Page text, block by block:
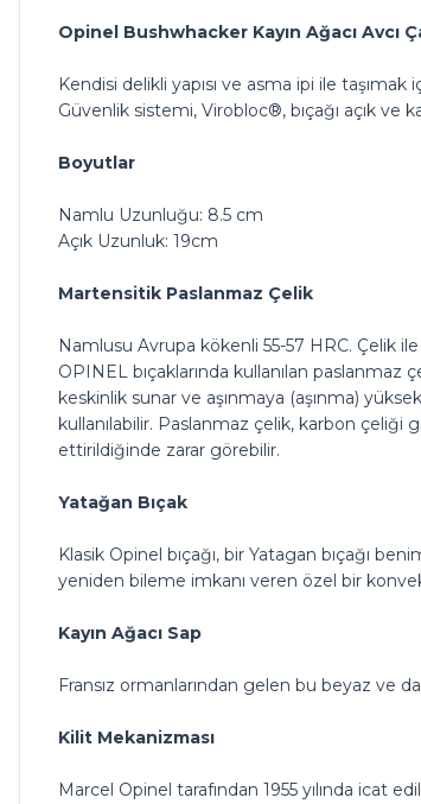
Opinel Bushwhacker Kayın Ağacı Avcı
Kendisi delikli yapısı ve asma ipi ile
Güvenlik sistemi, Virobloc®, bıçağı açık ve
Boyutlar
Namlu Uzunluğu: 8.5 cm
Açık Uzunluk: 19cm
Martensitik Paslanmaz Çelik
Namlusu Avrupa kökenli 55-57 HRC. Çelik
OPINEL bıçaklarında kullanılan
keskinlik sunar ve aşınmaya (aşınma)
kullanılabilir. Paslanmaz çelik, karbon
ettirildiğinde zarar görebilir.
Yatağan Bıçak
Klasik Opinel bıçağı, bir Yatagan bıçağı
yeniden bileme imkanı veren özel bir
Kayın Ağacı Sap
Fransız ormanlarından gelen bu beyaz ve
Kilit Mekanizması
Marcel Opinel tarafından 1955 yılında icat